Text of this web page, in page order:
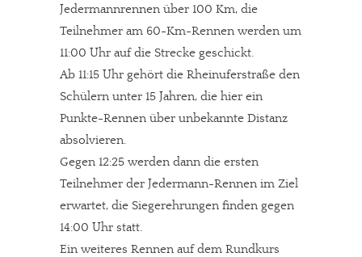
Jedermannrennen über 100 Km, die
Teilnehmer am 60-Km-Rennen werden um
11:00 Uhr auf die Strecke geschickt.
Ab 11:15 Uhr gehört die Rheinuferstraße den
Schülern unter 15 Jahren, die hier ein
Punkte-Rennen über unbekannte Distanz
absolvieren.
Gegen 12:25 werden dann die ersten
Teilnehmer der Jedermann-Rennen im Ziel
erwartet, die Siegerehrungen finden gegen
14:00 Uhr statt.
Ein weiteres Rennen auf dem Rundkurs